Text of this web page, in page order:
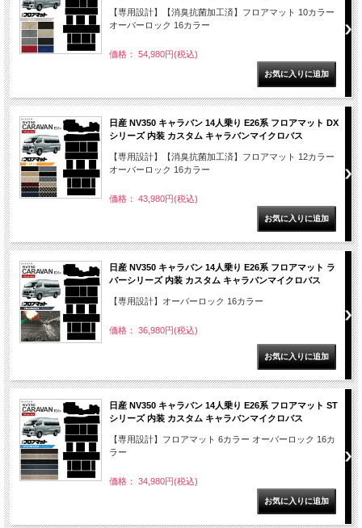
【専用設計】【消臭抗菌加工済】フロアマット 10カラー
オーバーロック 16カラー
価格： 54,980円(税込)
日産 NV350 キャラバン 14人乗り E26系 フロアマット DX
シリーズ 内装 カスタム キャラバンマイクロバス
【専用設計】【消臭抗菌加工済】フロアマット 12カラー
オーバーロック 16カラー
価格： 43,980円(税込)
日産 NV350 キャラバン 14人乗り E26系 フロアマット ラ
バーシリーズ 内装 カスタム キャラバンマイクロバス
【専用設計】オーバーロック 16カラー
価格： 36,980円(税込)
日産 NV350 キャラバン 14人乗り E26系 フロアマット ST
シリーズ 内装 カスタム キャラバンマイクロバス
【専用設計】フロアマット 6カラー オーバーロック 16カ
ラー
価格： 34,980円(税込)